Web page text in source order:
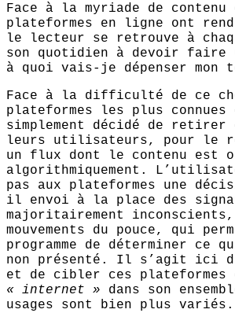
Face à la myriade de contenu
plateformes en ligne ont
le lecteur se retrouve à
son quotidien à devoir faire
à quoi vais-je dépenser mon
Face à la difficulté de ce
plateformes les plus
simplement décidé de retirer
leurs utilisateurs, pour le
un flux dont le contenu est
algorithmiquement.
pas aux plateformes une
il envoi à la place des
majoritairement
mouvements du pouce, qui
programme de déterminer ce
non présenté. Il s’agit ici
et de cibler ces plateformes
« internet » dans son
usages sont bien plus variés.